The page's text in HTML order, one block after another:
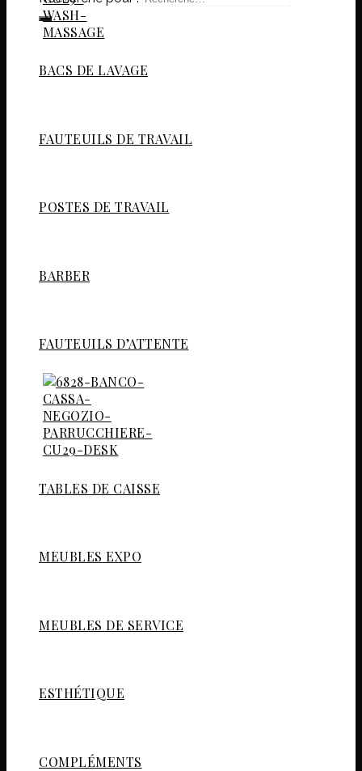
BACS DE LAVAGE
FAUTEUILS DE TRAVAIL
POSTES DE TRAVAIL
BARBER
FAUTEUILS D’ATTENTE
TABLES DE CAISSE
MEUBLES EXPO
MEUBLES DE SERVICE
ESTHÉTIQUE
COMPLÉMENTS